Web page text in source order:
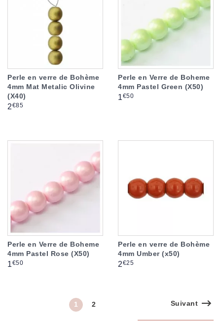
Perle en verre de Bohème
4mm Mat Metalic Olivine
(X40)
Prix
2€85
Perle en Verre de Boheme
4mm Pastel Green (X50)
Prix
1€50
Perle en Verre de Boheme
4mm Pastel Rose (X50)
Prix
1€50
Perle en verre de Bohème
4mm Umber (x50)
Prix
2€25
1 2 Suivant